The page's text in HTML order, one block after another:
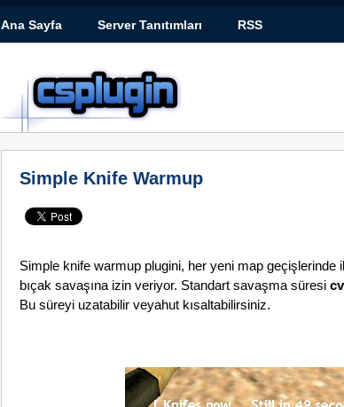
Ana Sayfa Server Tanıtımları RSS
Simple Knife Warmup
Simple knife warmup plugini, her yeni map geçişlerinde
bıçak savaşına izin veriyor. Standart savaşma süresi
Bu süreyi uzatabilir veyahut kısaltabilirsiniz.